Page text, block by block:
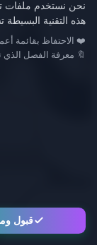
نحن نستخدم ملفات
هذه التقنية البسيطة
❤️ الاحتفاظ بقائمة
🔖 معرفة الفصل الذي
قبول